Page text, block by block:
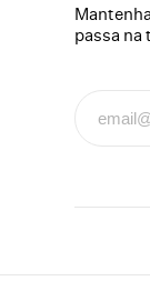
passa na